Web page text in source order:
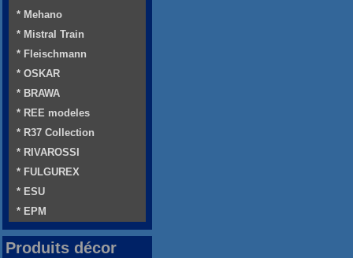
* Mehano
* Mistral Train
* Fleischmann
* OSKAR
* BRAWA
* REE modeles
* R37 Collection
* RIVAROSSI
* FULGUREX
* ESU
* EPM
Produits décor